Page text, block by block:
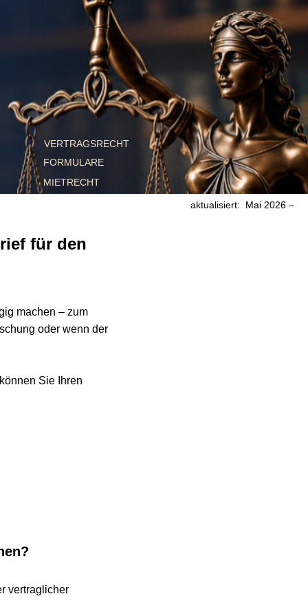
aktualisiert:  Mai 2026 –
MIETRECHT
VERTRAGSRECHT
FORMULARE
für den
– zum
oder wenn der
Sie Ihren